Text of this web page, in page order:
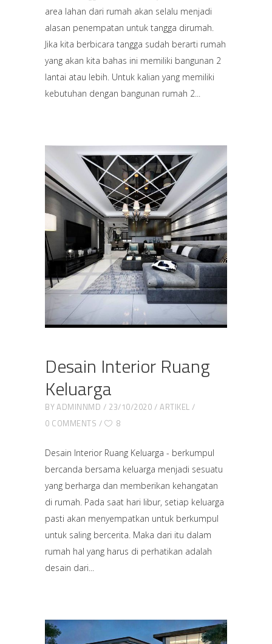
area lahan dari rumah akan selalu menjadi
alasan penempatan untuk tangga dirumah.
Jika kita berbicara tangga sudah berarti rumah
yang akan kita bahas ini memiliki bangunan 2
lantai atau lebih. Untuk kalian yang memiliki
kebutuhan dengan bangunan rumah 2
Desain Interior Ruang
Keluarga
BYADMINNMD 23/10/2020
ARTIKEL
0 COMMENTS
8
Desain Interior Ruang Keluarga - berkumpul
bercanda bersama keluarga menjadi sesuatu
yang berharga dan memberikan kehangatan
di rumah. Pada saat hari libur, setiap keluarga
pasti akan menyempatkan untuk berkumpul
untuk saling bercerita. Maka dari itu dalam
rumah hal yang harus di perhatikan adalah
desain dari